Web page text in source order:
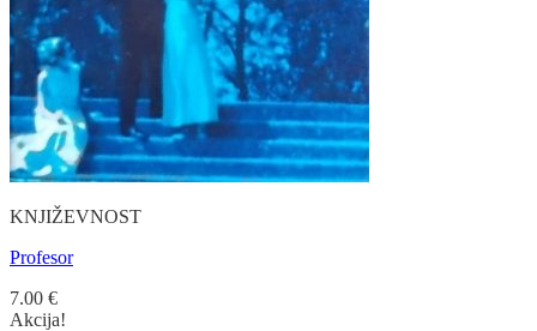
KNJIŽEVNOST
Profesor
7.00 €
Akcija!